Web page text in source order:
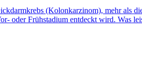
(Kolonkarzinom), mehr als
oder Frühstadium entdeckt wird. Was